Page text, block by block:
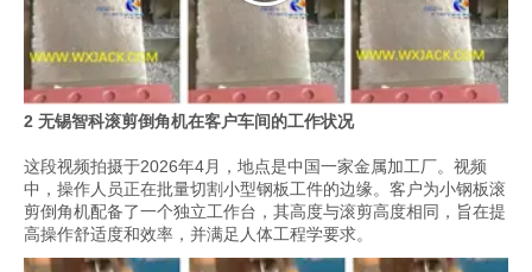
2 无锡智科滚剪倒角机在客户车间的工作状况
这段视频拍摄于2026年4月，地点是中国一家金属加工厂。视频
中，操作人员正在批量切割小型钢板工件的边缘。客户为小钢板滚
剪倒角机配备了一个独立工作台，其高度与滚剪高度相同，旨在提
高操作舒适度和效率，并满足人体工程学要求。